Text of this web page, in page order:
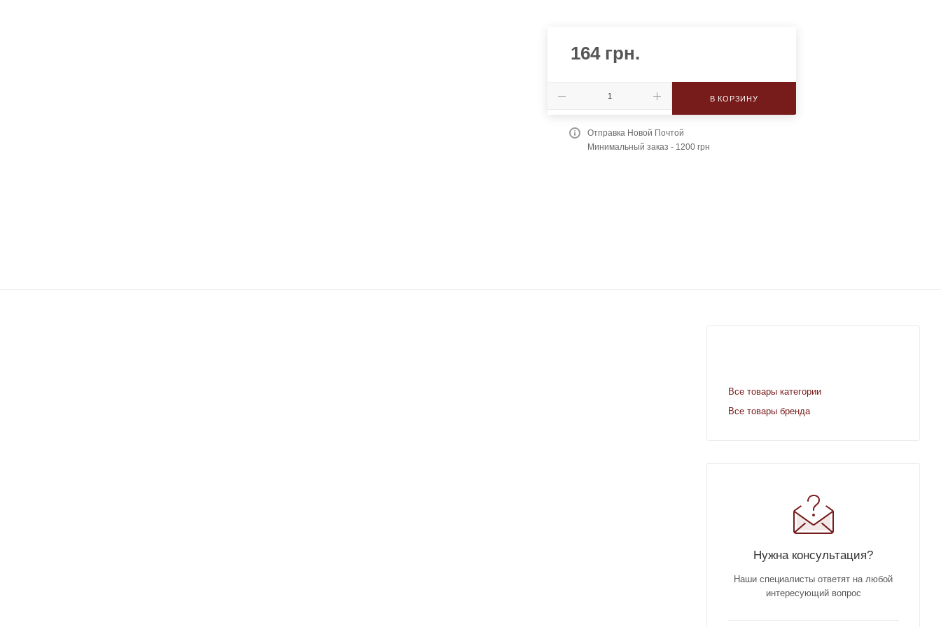
164грн.
В КОРЗИНУ
Отправка Новой Почтой
Минимальный заказ - 1200 грн
Все товары категории
Все товары бренда
Нужна консультация?
Наши специалисты ответят на любой
интересующий вопрос